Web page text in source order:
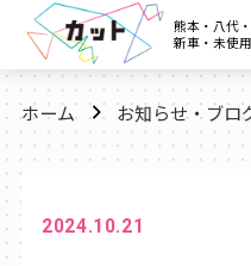
熊本・八代
新車・未使
ホーム お知らせ・ブロ
2024.10.21